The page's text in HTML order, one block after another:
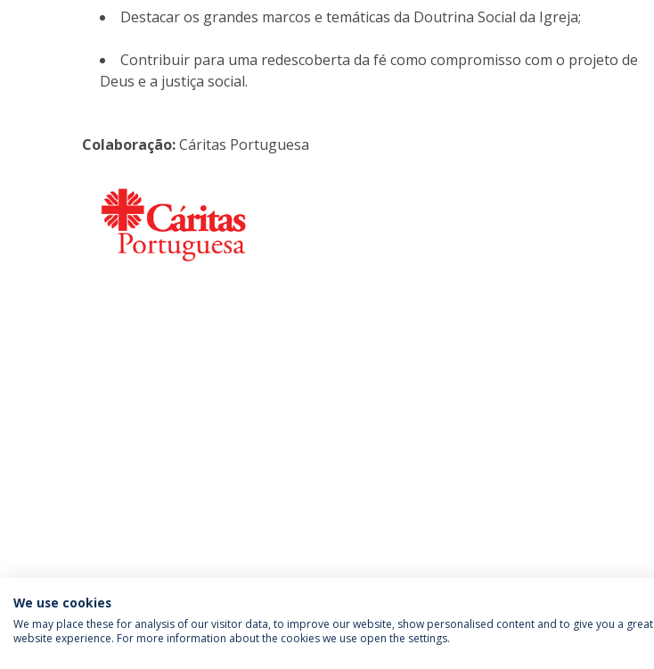
Destacar os grandes marcos e temáticas da Doutrina Social da Igreja;
Contribuir para uma redescoberta da fé como compromisso com o projeto de
Deus e a justiça social.
Colaboração:Cáritas Portuguesa
We use cookies
We may place these for analysis of our visitor data, to improve our website, show personalised content and to give you a great
website experience. For more information about the cookies we use open the settings.